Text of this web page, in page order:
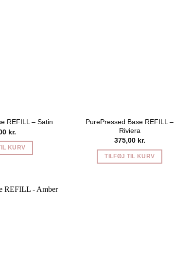
REFILL – Satin
kr.
KURV
PurePressed Base REFILL –
Riviera
375,00 kr.
TILFØJ TIL KURV